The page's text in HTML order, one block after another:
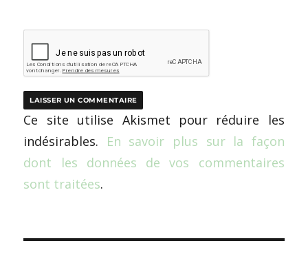
Ce site utilise Akismet pour réduire les
indésirables. En savoir plus sur la façon
dont les données de vos commentaires
sont traitées.